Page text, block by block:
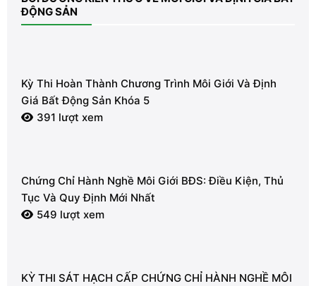
ĐỘNG SẢN
Kỳ Thi Hoàn Thành Chương Trình Môi Giới Và Định
Giá Bất Động Sản Khóa 5
391 lượt xem
Chứng Chỉ Hành Nghề Môi Giới BĐS: Điều Kiện, Thủ
Tục Và Quy Định Mới Nhất
549 lượt xem
KỲ THI SÁT HẠCH CẤP CHỨNG CHỈ HÀNH NGHỀ MÔI